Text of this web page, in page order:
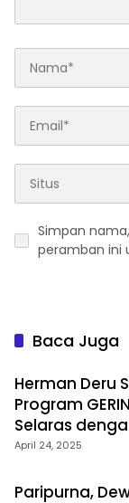
Simpan
peramban ini
Baca Juga
Herman Deru
Program
Selaras
April 24, 2025
Paripurna,